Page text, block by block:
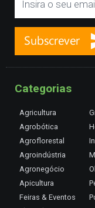
Categorias
Agricultura
Agrobótica
Agroflorestal
Agroindústria
Agronegócio
Apicultura
Feiras & Eventos